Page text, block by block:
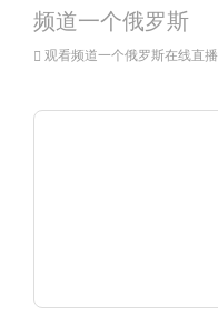
频道一个俄罗斯
观看频道一个俄罗斯在线直播，频道一个俄罗斯高清直播，频道一俄罗斯观看来自俄罗斯的直播电视